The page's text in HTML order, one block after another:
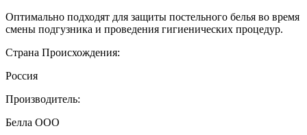
Оптимально подходят для защиты постельного белья во время
смены подгузника и проведения гигиенических процедур.
Страна Происхождения:
Россия
Производитель:
Белла ООО